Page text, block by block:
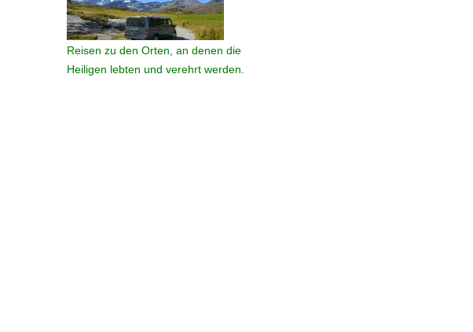
Reisen zu den Orten, an denen die
Heiligen lebten und verehrt werden.